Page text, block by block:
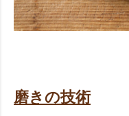
磨きの技術